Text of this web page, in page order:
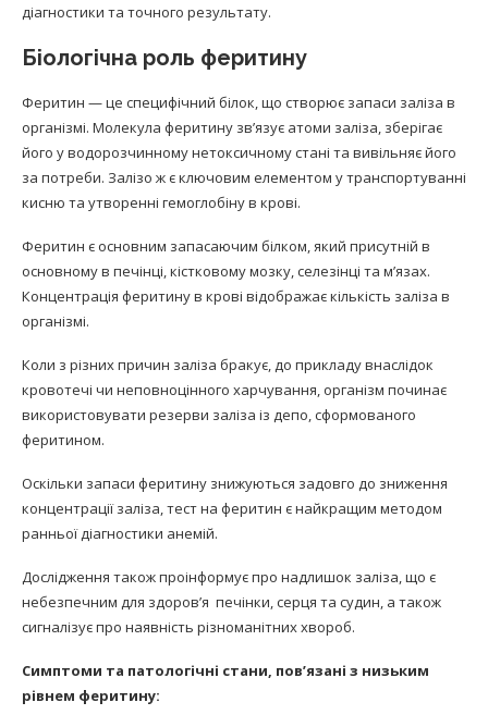
діагностики та точного результату.
Біологічна роль феритину
Феритин — це специфічний білок, що створює запаси заліза в
організмі. Молекула феритину зв’язує атоми заліза, зберігає
його у водорозчинному нетоксичному стані та вивільняє його
за потреби. Залізо ж є ключовим елементом у транспортуванні
кисню та утворенні гемоглобіну в крові.
Феритин є основним запасаючим білком, який присутній в
основному в печінці, кістковому мозку, селезінці та м’язах.
Концентрація феритину в крові відображає кількість заліза в
організмі.
Коли з різних причин заліза бракує, до прикладу внаслідок
кровотечі чи неповноцінного харчування, організм починає
використовувати резерви заліза із депо, сформованого
феритином.
Оскільки запаси феритину знижуються задовго до зниження
концентрації заліза, тест на феритин є найкращим методом
ранньої діагностики анемій.
Дослідження також проінформує про надлишок заліза, що є
небезпечним для здоров’я печінки, серця та судин, а також
сигналізує про наявність різноманітних хвороб.
Симптоми та патологічні стани, пов’язані з низьким
рівнем феритину: